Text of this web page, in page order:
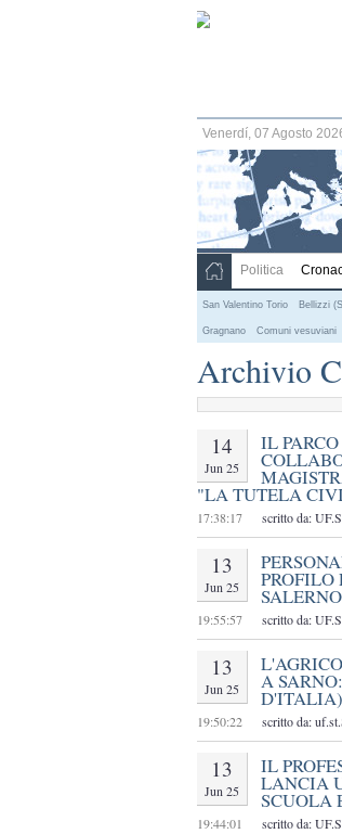
Venerdí, 07 Agosto
Politica
San Valentino Torio Bellizzi
Gragnano Comuni vesuviani
Archivio
14
Jun 25
IL
"LA TUTELA
17:38:17 scritto da:
13
Jun 25 PROFILO
19:55:57 scritto da:
13
Jun 25 A
D'ITALIA)
19:50:22 scritto da:
13
Jun 25
IL
LANCIA
SCUOLA
19:44:01 scritto da: